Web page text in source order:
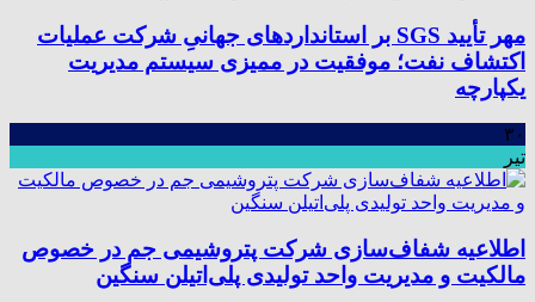
مهر تأیید SGS بر استانداردهای جهانیِ شرکت عملیات
اکتشاف نفت؛ موفقیت در ممیزی سیستم مدیریت
یکپارچه
۳۰
تیر
اطلاعیه شفاف‌سازی شرکت پتروشیمی جم در خصوص
مالکیت و مدیریت واحد تولیدی پلی‌اتیلن سنگین